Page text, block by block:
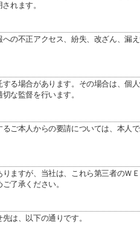
れます。
の不正アクセス、紛失、改ざん、漏
る場合があります。その場合は、個
な監督を行います。
ご本人からの要請については、本人
ますが、当社は、これら第三者のＷ
了承ください。
は、以下の通りです。